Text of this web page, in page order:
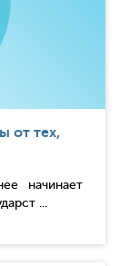
от тех,
начинает
...